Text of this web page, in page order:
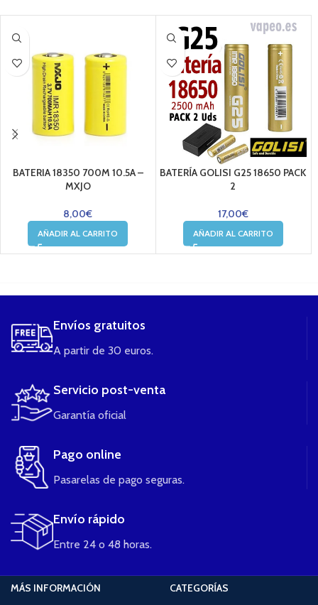
BATERIA 18350 700M 10.5A –
MXJO
8,00€
AÑADIR AL CARRITO
BATERÍA GOLISI G25 18650 PACK
2
17,00€
AÑADIR AL CARRITO
Envíos gratuitos
A partir de 30 euros.
Servicio post-venta
Garantía oficial
Pago online
Pasarelas de pago seguras.
Envío rápido
Entre 24 o 48 horas.
MÁS INFORMACIÓN
CATEGORÍAS